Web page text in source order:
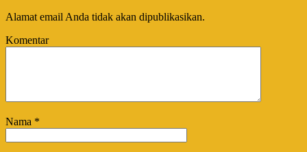
Alamat email Anda tidak akan dipublikasikan.
Komentar
Nama *